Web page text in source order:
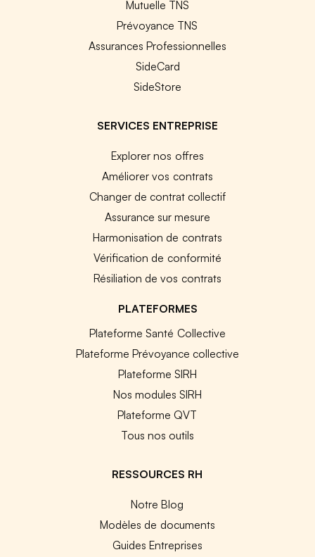
Mutuelle TNS
Prévoyance TNS
Assurances Professionnelles
SideCard
SideStore
SERVICES ENTREPRISE
Explorer nos offres
Améliorer vos contrats
Changer de contrat collectif
Assurance sur mesure
Harmonisation de contrats
Vérification de conformité
Résiliation de vos contrats
PLATEFORMES
Plateforme Santé Collective
Plateforme Prévoyance collective
Plateforme SIRH
Nos modules SIRH
Plateforme QVT
Tous nos outils
RESSOURCES RH
Notre Blog
Modèles de documents
Guides Entreprises